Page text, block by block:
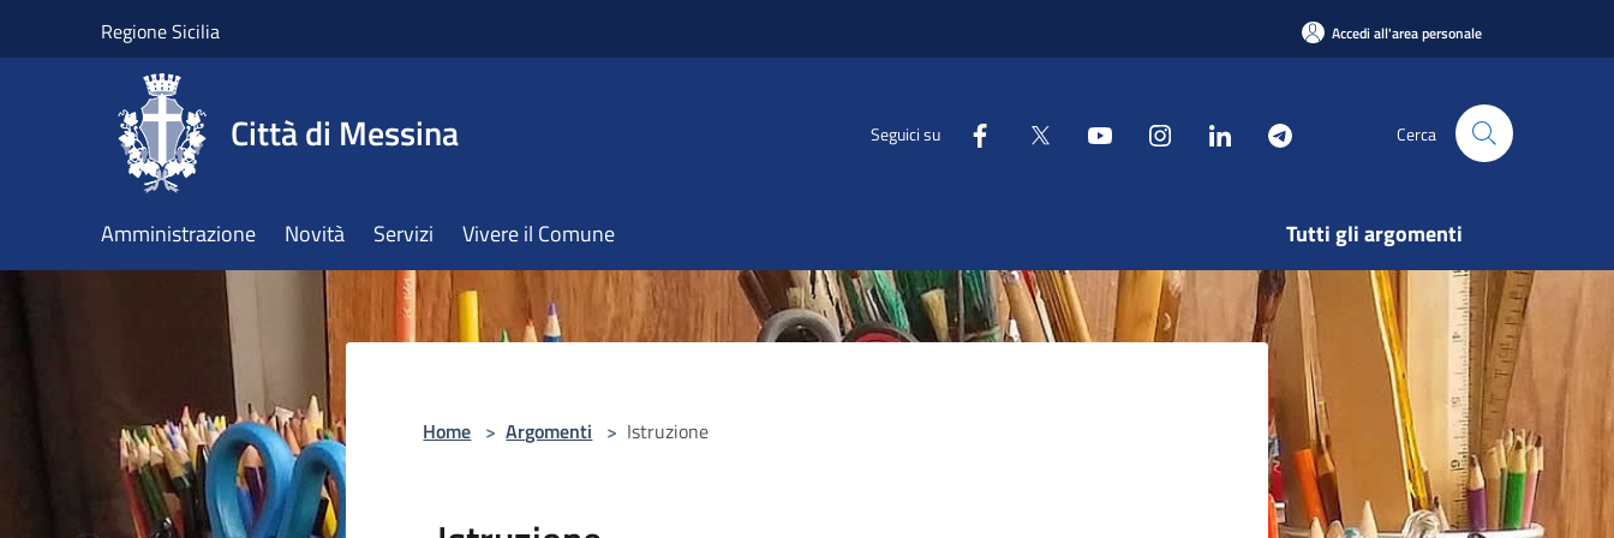
Regione Sicilia Accedi all'area personale
Città di Messina Seguici su Cerca
Amministrazione Novità Servizi Vivere il Comune Tutti gli argomenti
Home > Argomenti > Istruzione